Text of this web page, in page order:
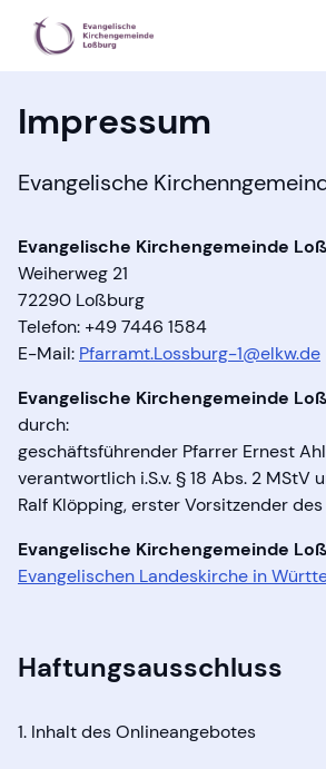
Impressum
Evangelische
Evangelische Kirchengemeinde
Weiherweg 21
72290 Loßburg
Telefon: +49 7446 1584
E-Mail: Pfarramt.Lossburg-1@elkw.de
Evangelische Kirchengemeinde
durch:
geschäftsführender Pfarrer Ernest
verantwortlich i.S.v. § 18 Abs. 2 MStV
Ralf Klöpping, erster Vorsitzender des
Evangelische Kirchengemeinde
Evangelischen Landeskirche in
Haftungsausschluss
1. Inhalt des Onlineangebotes